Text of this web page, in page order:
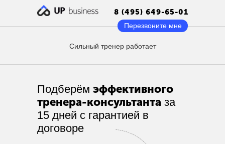
Сильный тренер работает
8 (495) 649-65-01
Перезвоните мне
Подберём эффективного
тренера-консультанта за
15 дней с гарантией в
договоре